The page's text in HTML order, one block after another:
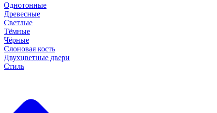
Однотонные
Древесные
Светлые
Тёмные
Чёрные
Слоновая кость
Двухцветные двери
Стиль